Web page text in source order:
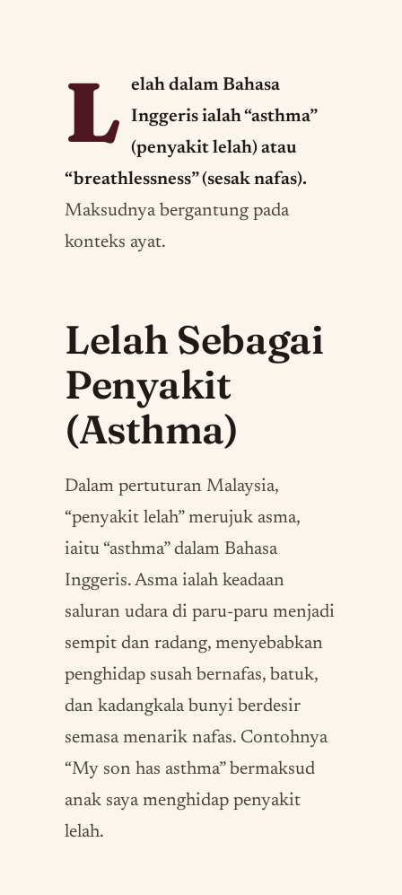
L
elah dalam Bahasa
Inggeris ialah “asthma”
(penyakit lelah) atau
“breathlessness” (sesak nafas).
Maksudnya bergantung pada
konteks ayat.
Lelah Sebagai
Penyakit
(Asthma)
Dalam pertuturan Malaysia,
“penyakit lelah” merujuk asma,
iaitu “asthma” dalam Bahasa
Inggeris. Asma ialah keadaan
saluran udara di paru-paru menjadi
sempit dan radang, menyebabkan
penghidap susah bernafas, batuk,
dan kadangkala bunyi berdesir
semasa menarik nafas. Contohnya
“My son has asthma” bermaksud
anak saya menghidap penyakit
lelah.